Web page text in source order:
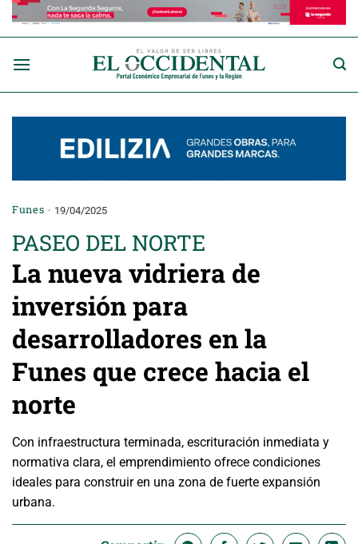
Saltar
Funes 19/04/2025
PASEO DEL NORTE
La nueva vidriera de
inversión para
desarrolladores en la
Funes que crece hacia el
norte
Con infraestructura terminada, escrituración inmediata y
normativa clara, el emprendimiento ofrece condiciones
ideales para construir en una zona de fuerte expansión
urbana.